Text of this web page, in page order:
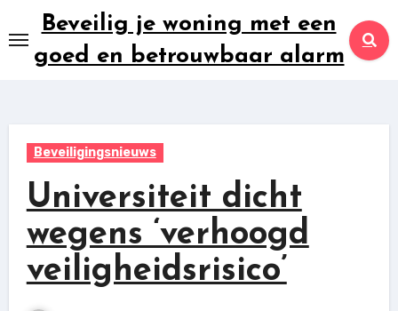
naar
inhoud
Beveilig je woning met een
goed en betrouwbaar alarm
Beveiligingsnieuws
Universiteit dicht
wegens ‘verhoogd
veiligheidsrisico’